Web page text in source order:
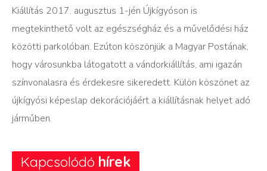
Kiállítás 2017. augusztus 1-jén Újkígyóson is
megtekinthető volt az egészségház és a művelődési ház
közötti parkolóban. Ezúton köszönjük a Magyar Postának,
hogy városunkba látogatott a vándorkiállítás, ami igazán
színvonalasra és érdekesre sikeredett. Külön köszönet az
újkígyósi képeslap dekorációjáért a kiállításnak helyet adó
járműben.
Kapcsolódó hírek